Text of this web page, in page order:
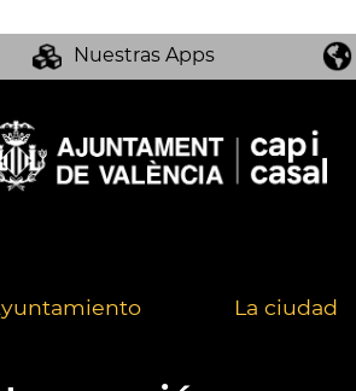
Nuestras Apps
La ciudad